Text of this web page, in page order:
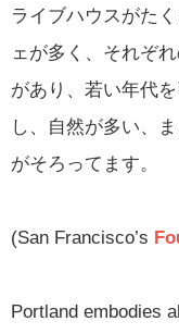
ライブハウスがた
ェが多く、それぞ
があり、若い年代
し、自然が多い、
がそろってます。
(San Francisco’s
Portland embodies